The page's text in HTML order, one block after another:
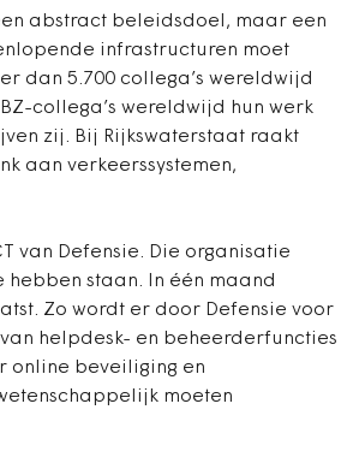
abstract beleidsdoel, maar een
infrastructuren moet
dan 5.700 collega’s wereldwijd
collega’s wereldwijd hun werk
zij. Bij Rijkswaterstaat raakt
aan verkeerssystemen,
van Defensie. Die organisatie
staan. In één maand
Zo wordt er door Defensie voor
helpdesk- en beheerderfuncties
online beveiliging en
moeten